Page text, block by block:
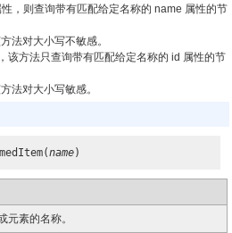
，则查询带有匹配给定名称的 name 属性的节
法对大小写不敏感。
该方法只查询带有匹配给定名称的 id 属性的节
法对大小写敏感。
name)
元素的名称。